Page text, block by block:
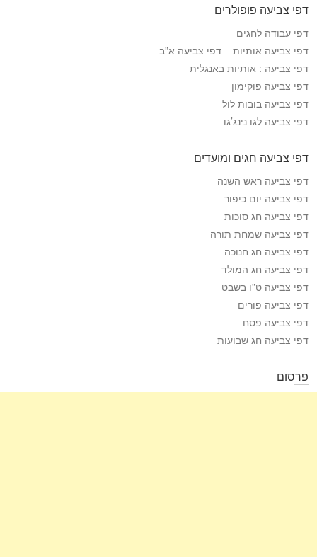
י
ה
צ
י
ע
ה
דפי צביעה פופולרים
דפי עבודה לחגים
דפי צביעה אותיות – דפי צביעה א”ב
דפי צביעה : אותיות באנגלית
דפי צביעה פוקימון
דפי צביעה בובות לול
דפי צביעה לגו נינג’גו
דפי צביעה חגים ומועדים
דפי צביעה ראש השנה
דפי צביעה יום כיפור
דפי צביעה חג סוכות
דפי צביעה שמחת תורה
דפי צביעה חג חנוכה
דפי צביעה חג המולד
דפי צביעה ט”ו בשבט
דפי צביעה פורים
דפי צביעה פסח
דפי צביעה חג שבועות
פרסום